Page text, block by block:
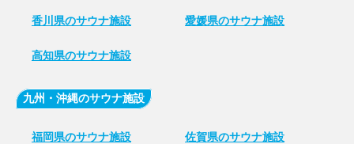
香川県のサウナ施設 愛媛県のサウナ施設
高知県のサウナ施設
九州・沖縄のサウナ施設
福岡県のサウナ施設 佐賀県のサウナ施設